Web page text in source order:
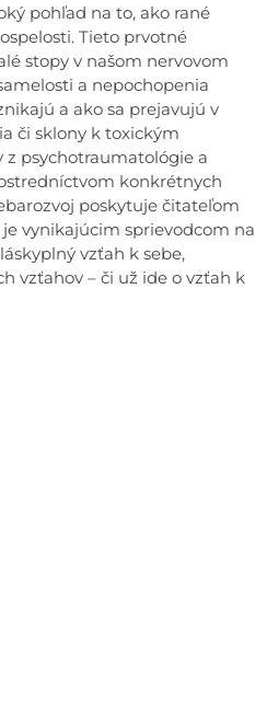
pohľad na to, ako rané
Tieto prvotné
stopy v našom nervovom
a nepochopenia
a ako sa prejavujú v
či sklony k toxickým
z psychotraumatológie a
konkrétnych
poskytuje čitateľom
vynikajúcim sprievodcom na
vzťah k sebe,
vzťahov – či už ide o vzťah k